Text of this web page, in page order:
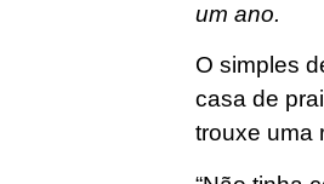
um ano.
O simples
casa de
trouxe uma